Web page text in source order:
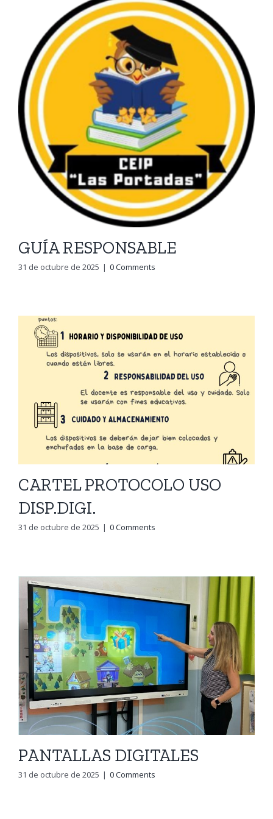
GUÍA RESPONSABLE
31 de octubre de 2025 | 0 Comments
CARTEL PROTOCOLO USO
DISP.DIGI.
31 de octubre de 2025 | 0 Comments
PANTALLAS DIGITALES
31 de octubre de 2025 | 0 Comments